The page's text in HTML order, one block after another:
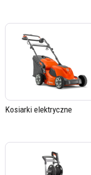
Kosiarki elektryczne